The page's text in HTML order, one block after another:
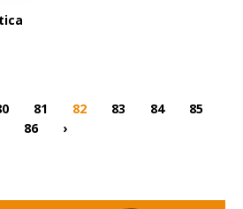
81 82 83 84
85
86
›